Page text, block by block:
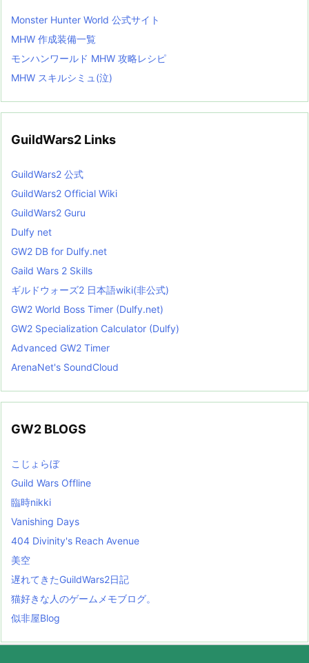
Monster Hunter World 公式サイト
MHW 作成装備一覧
モンハンワールド MHW 攻略レシピ
MHW スキルシミュ(泣)
GuildWars2 Links
GuildWars2 公式
GuildWars2 Official Wiki
GuildWars2 Guru
Dulfy net
GW2 DB for Dulfy.net
Gaild Wars 2 Skills
ギルドウォーズ2 日本語wiki(非公式)
GW2 World Boss Timer (Dulfy.net)
GW2 Specialization Calculator (Dulfy)
Advanced GW2 Timer
ArenaNet's SoundCloud
GW2 BLOGS
こじょらぼ
Guild Wars Offline
臨時nikki
Vanishing Days
404 Divinity's Reach Avenue
美空
遅れてきたGuildWars2日記
猫好きな人のゲームメモブログ。
似非屋Blog